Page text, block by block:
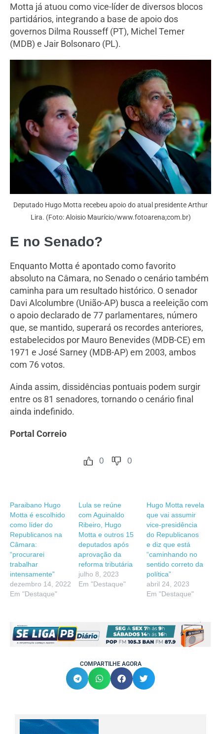
Motta já atuou como vice-líder de diversos blocos
partidários, integrando a base de apoio dos
governos Dilma Rousseff (PT), Michel Temer
(MDB) e Jair Bolsonaro (PL).
Deputado Hugo Motta recebeu apoio do atual presidente Arthur
Lira. (Foto: Aloisio Maurício/www.fotoarena;com.br)
E no Senado?
Enquanto Motta é apontado como favorito
absoluto na Câmara, no Senado o cenário também
caminha para um resultado histórico. O senador
Davi Alcolumbre (União-AP) busca a reeleição com
o apoio declarado de 77 parlamentares, número
que, se mantido, superará os recordes anteriores,
estabelecidos por Mauro Benevides (MDB-CE) em
1971 e José Sarney (MDB-AP) em 2003, ambos
com 76 votos.
Ainda assim, dissidências pontuais podem surgir
entre os 81 senadores, tornando o cenário final
ainda indefinido.
Portal Correio
0 0
Paraibano Hugo
Motta é escolhido
como líder do
Republicanos na
Câmara:
“procurarei
trabalhar
intensamente”
dezembro 14, 2022
Em "Destaque"
Lula se reúne
com Aguinaldo
Ribeiro, Hugo
Motta e outros 15
deputados após
aprovação da
reforma tributária
julho 8, 2023
Em "Destaque"
Hugo Motta ​revela
que vai assumir
vice-presidência
do Republicanos
e diz que está
“caminhando no
sentido correto da
política”​​
abril 24, 2023
Em "Destaque"
COMPARTILHE AGORA